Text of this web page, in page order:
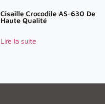
Cisaille Crocodile AS-630 De
Haute Qualité
Lire la suite